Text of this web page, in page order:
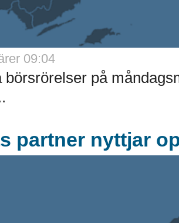
09:04
börsrörelser på
partner nyttjar